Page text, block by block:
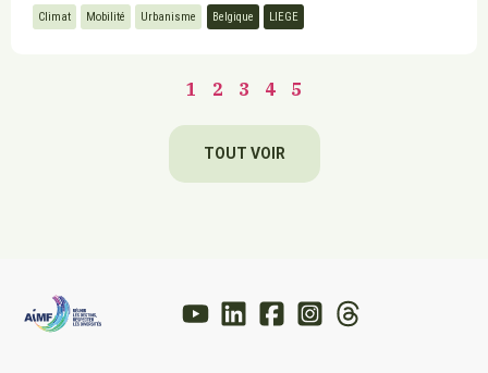
Climat Mobilité Urbanisme Belgique LIEGE
1 2 3 4 5
TOUT VOIR